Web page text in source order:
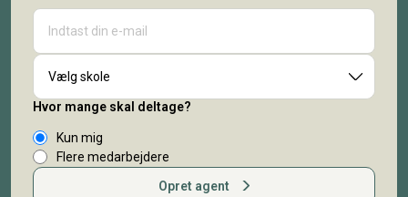
Vælg skole
Hvor mange skal deltage?
Kun mig
Flere medarbejdere
Opret agent